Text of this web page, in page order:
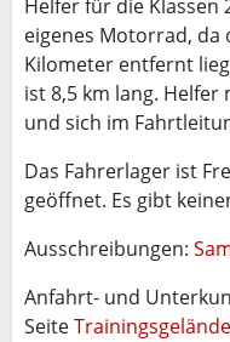
Helfer für die
eigenes Motorrad, da
Kilometer entfernt
ist 8,5 km lang. Helfer
und sich im
Das Fahrerlager ist
geöffnet. Es gibt
Ausschreibungen:
Anfahrt- und
SeiteTrainingsgelände